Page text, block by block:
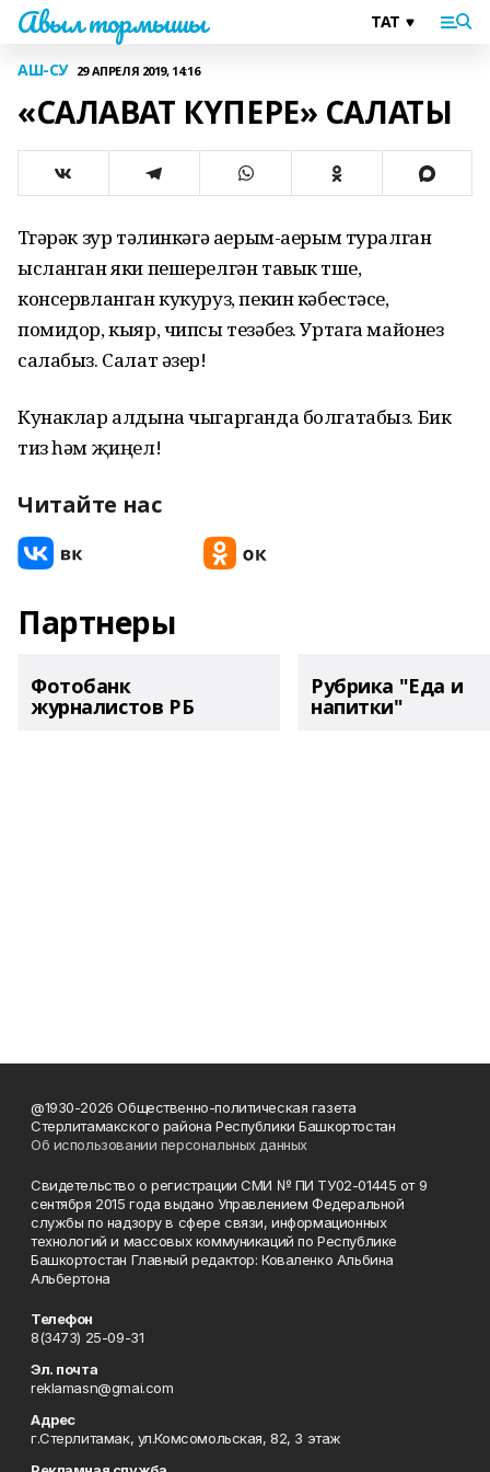
Авыл тормышы
АШ-СУ 29 АПРЕЛЯ 2019, 14:16
«САЛАВАТ КҮПЕРЕ» САЛАТЫ
Түгәрәк зур тәлинкәгә аерым-аерым туралган
ысланган яки пешерелгән тавык түше,
консервланган кукуруз, пекин кәбестәсе,
помидор, кыяр, чипсы тезәбез. Уртага майонез
салабыз. Салат әзер!
Кунаклар алдына чыгарганда болгатабыз. Бик
тиз һәм җиңел!
Читайте нас
Партнеры
Фотобанк
журналистов РБ
Рубрика "Еда и
напитки"
@1930-2026 Общественно-политическая газета
Стерлитамакского района Республики Башкортостан
Об использовании персональных данных
Свидетельство о регистрации СМИ № ПИ ТУ02-01445 от 9
сентября 2015 года выдано Управлением Федеральной
службы по надзору в сфере связи, информационных
технологий и массовых коммуникаций по Республике
Башкортостан Главный редактор: Коваленко Альбина
Альбертона
Телефон
8(3473) 25-09-31
Эл. почта
reklamasn@gmai.com
Адрес
г.Стерлитамак, ул.Комсомольская, 82, 3 этаж